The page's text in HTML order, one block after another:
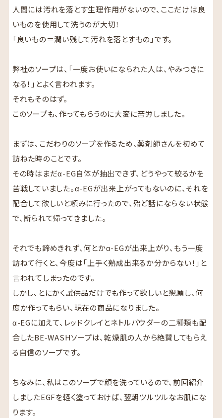
人間には汚れを落とす生理作用がないので、ここだけは良
いものを使用して洗うのが大切！
「良いもの＝潤い残して汚れを落とすもの」です。
弊社のソープは、「一度お使いになられた人は、やみつきに
なる！」とよく言われます。
それもそのはず。
このソープも、作ってもらうのに大変に苦労しました。
まずは、こだわりのソープを作るため、薬剤師さんを初めて
訪ねた時のことです。
その時はまだα-EG自体が抽出できず、どうやって絞るかを
苦戦していました。α-EGが出来上がってもないのに、それを
配合して欲しいと頼みに行ったので、殆ど話にならない状態
で、断られて帰ってきました。
それでも諦めきれず、何とかα-EGが出来上がり、もう一度
訪ねて行くと、今度は「上手く熟成出来るか分からない！」と
言われてしまったのです。
しかし、とにかく試供品だけでも作って欲しいと懇願し、何
度か作ってもらい、現在の商品になりました。
α-EGに加えて、レッドクレイとネトルパウダーの二種類も配
合したBE-WASHソープは、乾燥肌の人から絶賛してもらえ
る自信のソープです。
ちなみに、私はこのソープで顔を洗っているので、前回紹介
しましたEGFを軽く塗っておけば、翌朝ツルツルなお肌にな
ります。